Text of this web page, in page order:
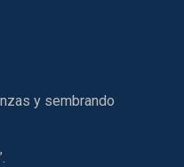
y sembrando